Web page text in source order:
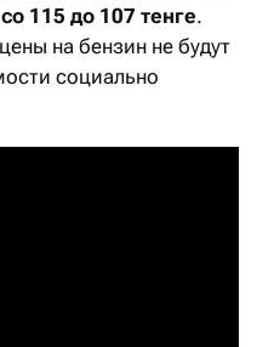
со 115 до 107 тенге.
на бензин не будут
социально